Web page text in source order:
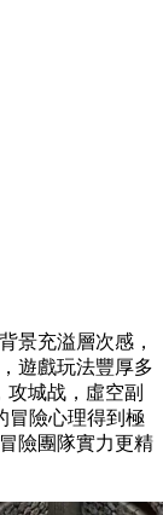
充溢層次感，
遊戲玩法豐厚多
战，虛空副
冒險心理得到極
險團隊實力更精